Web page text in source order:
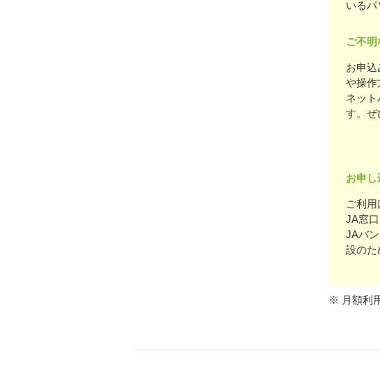
いる
ご不
お申
や操作
ネット
す。ぜ
お申
ご利
JA窓
JAバ
設のた
※ 月額利